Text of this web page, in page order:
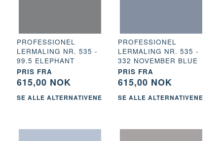
PROFESSIONEL
LERMALING NR. 535 -
99.5 ELEPHANT
PRIS FRA
615,00 NOK
SE ALLE ALTERNATIVENE
PROFESSIONEL
LERMALING NR. 535 -
332 NOVEMBER BLUE
PRIS FRA
615,00 NOK
SE ALLE ALTERNATIVENE